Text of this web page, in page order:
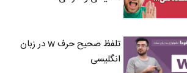
تلفظ صحیح حرف w در زبان
انگلیسی